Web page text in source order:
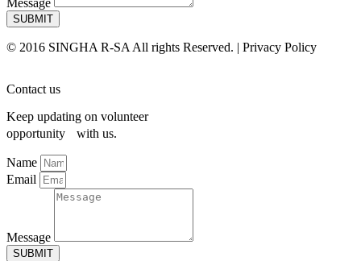
Message
SUBMIT
© 2016 SINGHA R-SA All rights Reserved. | Privacy Policy
Contact us
Keep updating on volunteer
opportunity with us.
Name
Email
Message
SUBMIT